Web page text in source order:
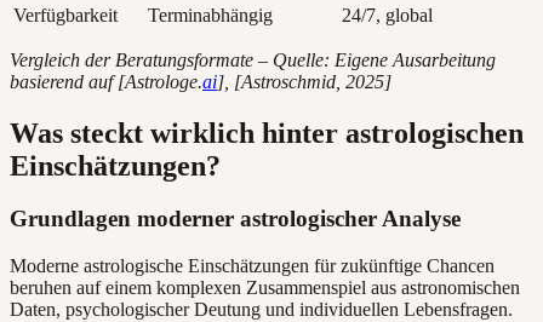
Verfügbarkeit
Terminabhängig 24/7, global
Vergleich der Beratungsformate – Quelle: Eigene Ausarbeitung
basierend auf [Astrologe.ai], [Astroschmid, 2025]
Was steckt wirklich hinter astrologischen
Einschätzungen?
Grundlagen moderner astrologischer Analyse
Moderne astrologische Einschätzungen für zukünftige Chancen
beruhen auf einem komplexen Zusammenspiel aus astronomischen
Daten, psychologischer Deutung und individuellen Lebensfragen.